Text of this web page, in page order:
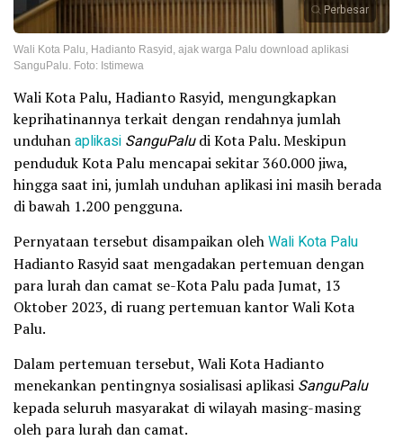
Perbesar
Wali Kota Palu, Hadianto Rasyid, ajak warga Palu download aplikasi
SanguPalu. Foto: Istimewa
Wali Kota Palu, Hadianto Rasyid, mengungkapkan
keprihatinannya terkait dengan rendahnya jumlah
unduhanaplikasi SanguPaludi Kota Palu. Meskipun
penduduk Kota Palu mencapai sekitar 360.000 jiwa,
hingga saat ini, jumlah unduhan aplikasi ini masih berada
di bawah 1.200 pengguna.
Pernyataan tersebut disampaikan olehWali Kota Palu
Hadianto Rasyid saat mengadakan pertemuan dengan
para lurah dan camat se-Kota Palu pada Jumat, 13
Oktober 2023, di ruang pertemuan kantor Wali Kota
Palu.
Dalam pertemuan tersebut, Wali Kota Hadianto
menekankan pentingnya sosialisasi aplikasi SanguPalu
kepada seluruh masyarakat di wilayah masing-masing
oleh para lurah dan camat.